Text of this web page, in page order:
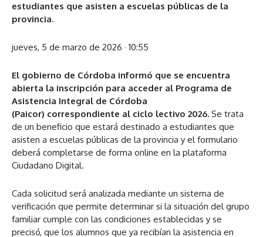
estudiantes que asisten a escuelas públicas de la
provincia.
jueves, 5 de marzo de 2026 · 10:55
El gobierno de Córdoba informó que se encuentra
abierta la inscripción para acceder al Programa de
Asistencia Integral de Córdoba
(Paicor) correspondiente al ciclo lectivo 2026. Se trata
de un beneficio que estará destinado a estudiantes que
asisten a escuelas públicas de la provincia y el formulario
deberá completarse de forma online en la plataforma
Ciudadano Digital.
Cada solicitud será analizada mediante un sistema de
verificación que permite determinar si la situación del grupo
familiar cumple con las condiciones establecidas y se
precisó, que los alumnos que ya recibían la asistencia en